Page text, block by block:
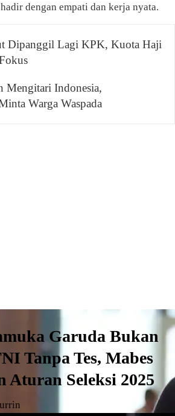
dengan empati dan kerja nyata.
Dipanggil Lagi KPK, Kuota Haji
Mengitari Indonesia,
Warga Waspada
Garuda Bukan
Tanpa Tes, Mabes
Aturan Seleksi 2025